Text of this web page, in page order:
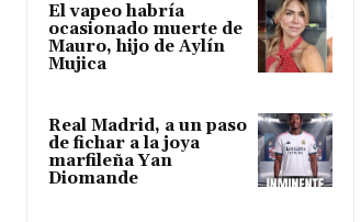
El vapeo habría
ocasionado muerte de
Mauro, hijo de Aylín
Mujica
Real Madrid, a un paso
de fichar a la joya
marfileña Yan
Diomande